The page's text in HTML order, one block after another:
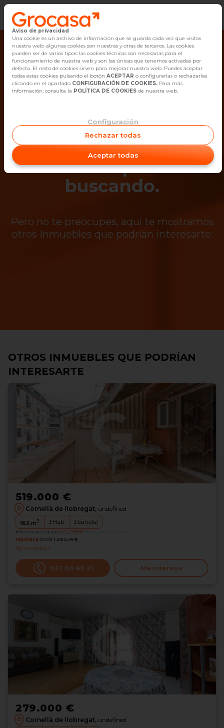
Vender
Buscar Inmuebles
Alquiler
Empleo
Oficinas
Contacto
¡Ups! Ya no está
disponible el
inmueble que estás
buscando.
Pero no te preocupes, aquí te mostramos
otros Inmuebles que podrían interesarte:
OTROS INMUEBLES QUE PODRÍAN
INTERESARTE
519.000 €
Cornellà de llobregat, undefined
163 m2 3 Hab. 3 baño(s)
Referencia Grocasa G7_299896
Hipoteca desde 1.583,14 €
Interesados0
937 60 89 21 Me interesa
279.000 €
Cornellà de llobregat, undefined
Aviso de privacidad
Una cookie es un archivo de información que se guarda cada vez que visitas
nuestra web: algunas cookies son nuestras y otras de terceros. Las cookies
pueden ser de varios tipos: las cookies técnicas son necesarias para el
funcionamiento de nuestra web y son las únicas que tenemos activadas por
defecto. El resto de cookies sirven para mejorar nuestra web. Puedes aceptar
todas estas cookies pulsando el botón ACEPTAR o configurarlas o rechazarlas
clicando en el apartado CONFIGURACIÓN DE COOKIES. Para más
información, consulta la POLÍTICA DE COOKIES de nuestra web.
Configuración
Rechazar todas
Aceptar todas